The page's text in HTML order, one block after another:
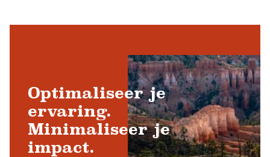
Optimaliseer je
ervaring.
Minimaliseer je
impact.